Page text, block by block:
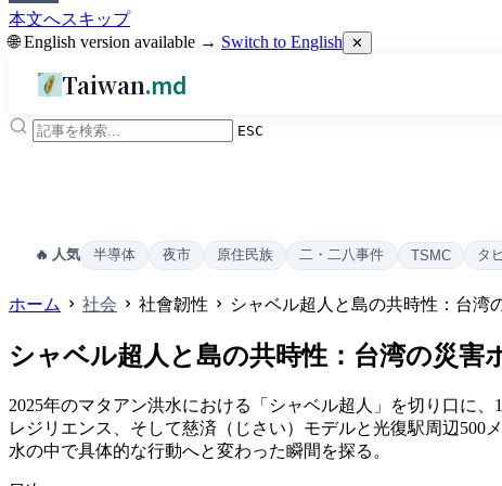
本文へスキップ
🌐 English version available → Switch to English ✕
Taiwan.md
ESC
🔥 人気 半導体 夜市 原住民族 二・二八事件 TSMC タ
ホーム 社会 社會韌性 シャベル超人と島の共時性：台湾
シャベル超人と島の共時性：台湾の災
2025年のマタアン洪水における「シャベル超人」を切り口に
レジリエンス、そして慈済（じさい）モデルと光復駅周辺
水の中で具体的な行動へと変わった瞬間を探る。